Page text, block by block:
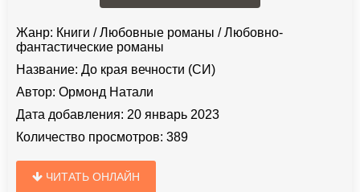
Жанр: Книги /Любовные романы /Любовно-
фантастические романы
Название: До края вечности (СИ)
Автор: Ормонд Натали
Дата добавления: 20 январь 2023
Количество просмотров: 389
ЧИТАТЬ ОНЛАЙН